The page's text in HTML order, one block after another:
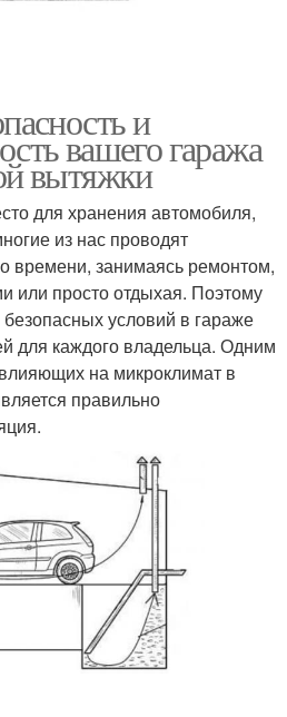
и
вашего гаража
вытяжки
для хранения автомобиля,
из нас проводят
времени, занимаясь ремонтом,
или просто отдыхая. Поэтому
условий в гараже
для каждого владельца. Одним
на микроклимат в
правильно